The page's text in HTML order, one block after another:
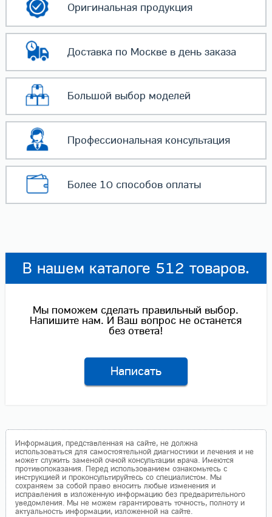
Оригинальнаяпродукция
Доставка по Москвев день заказа
Большой выбор моделей
Профессиональнаяконсультация
Более 10 способовоплаты
В нашем каталоге 512 товаров.
Мы поможем сделать правильный выбор.
Напишите нам. И Ваш вопрос не останется
без ответа!
Написать
Информация, представленная на сайте, не должна
использоваться для самостоятельной диагностики и лечения и не
может служить заменой очной консультации врача. Имеются
противопоказания. Перед использованием ознакомьтесь с
инструкцией и проконсультируйтесь со специалистом. Мы
сохраняем за собой право вносить любые изменения и
исправления в изложенную информацию без предварительного
уведомления. Мы не можем гарантировать точность, полноту и
актуальность информации, изложенной на сайте.